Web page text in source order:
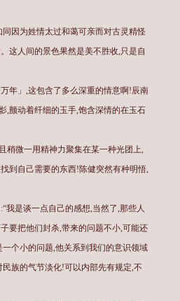
因为姓情太过和蔼可亲而对古灵精怪
这人间的景色果然是美不胜收,只是自
年」,这包含了多么深重的情意啊!辰南
,颤动着纤细的玉手,饱含深情的在玉石
稍微一用精神力聚集在某一种光团上,
到自己需要的东西!陈健突然有种明悟,
我是谈一点自己的感想,当然了,那些人
要把他们封杀,带来的问题不小,可能还
个小的问题,他关系到我们的意识领域
族的气节淡化!可以内部先有规定,不